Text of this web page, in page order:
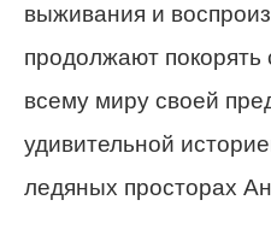
выживания и
продолжают
всему миру своей
удивительной
ледяных просторах